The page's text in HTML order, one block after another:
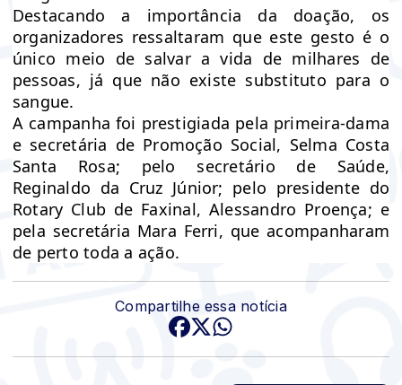
Destacando a importância da doação, os
organizadores ressaltaram que este gesto é o
único meio de salvar a vida de milhares de
pessoas, já que não existe substituto para o
sangue.
A campanha foi prestigiada pela primeira-dama
e secretária de Promoção Social, Selma Costa
Santa Rosa; pelo secretário de Saúde,
Reginaldo da Cruz Júnior; pelo presidente do
Rotary Club de Faxinal, Alessandro Proença; e
pela secretária Mara Ferri, que acompanharam
de perto toda a ação.
Compartilhe essa notícia